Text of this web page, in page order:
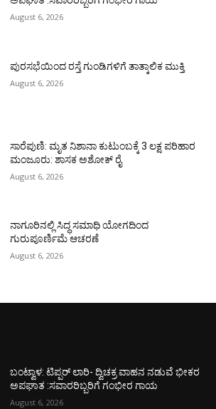
August 6, 2026
ಪುರಸಭೆಯಿಂದ ರಸ್ತೆ ಗುಂಡಿಗಳಿಗೆ ತಾತ್ಕಾಲಿಕ ಮುಕ್ತಿ
August 6, 2026
ಸಾರೆಪುಣಿ: ಮೃತ ನಿಶಾನಾ ಕುಟುಂಬಕ್ಕೆ 3 ಲಕ್ಷ ಪರಿಹಾರ
ಮಂಜೂರು: ಶಾಸಕ ಅಶೋಕ್ ರೈ
August 6, 2026
ನಾಗೂರಿನಲ್ಲಿ ಸಿದ್ಧ ಸಮಾಧಿ ಯೋಗದಿಂದ
ಗುರುಪೂರ್ಣಿಮೆ ಆಚರಣೆ
August 6, 2026
ಬಂಟ್ವಾಳ: ಟಿಪ್ಪರ್ ಲಾರಿ- ದ್ವಿಚಕ್ರ ವಾಹನ ನಡುವೆ ಭೀಕರ
ಅಪಘಾತ :ಸವಾರರಿಬ್ಬರಿಗೆ ಗಂಭೀರ ಗಾಯ
August 6, 2026